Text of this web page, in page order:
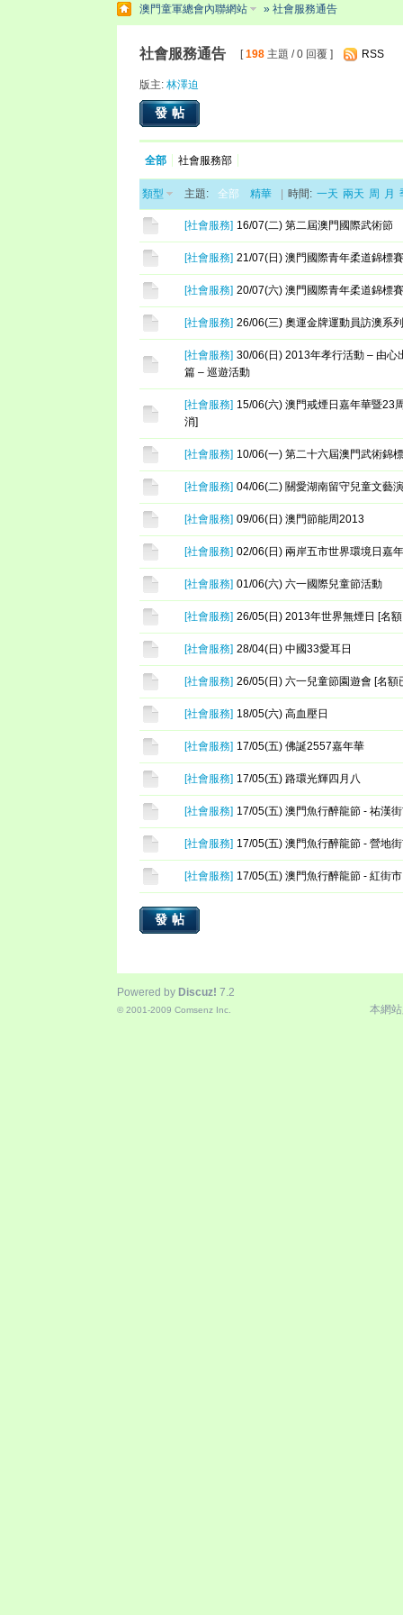
澳門童軍總會內聯網站 » 社會服務通告
社會服務通告 [198 主題 / 0 回覆 ] RSS
版主: 林澤迫
發帖
全部 社會服務部
類型 主題: 全部 精華 時間: 一天 兩天 周 月
[社會服務] 16/07(二) 第二屆澳門國際武術節
[社會服務] 21/07(日) 澳門國際青年柔道錦標
[社會服務] 20/07(六) 澳門國際青年柔道錦標
[社會服務] 26/06(三) 奧運金牌運動員訪澳系
[社會服務] 30/06(日) 2013年孝行活動 – 由心
篇 – 巡遊活動
[社會服務] 15/06(六) 澳門戒煙日嘉年華暨23
消]
[社會服務] 10/06(一) 第二十六屆澳門武術錦
[社會服務] 04/06(二) 關愛湖南留守兒童文藝
[社會服務] 09/06(日) 澳門節能周2013
[社會服務] 02/06(日) 兩岸五市世界環境日嘉
[社會服務] 01/06(六) 六一國際兒童節活動
[社會服務] 26/05(日) 2013年世界無煙日 [名
[社會服務] 28/04(日) 中國33愛耳日
[社會服務] 26/05(日) 六一兒童節園遊會 [名額
[社會服務] 18/05(六) 高血壓日
[社會服務] 17/05(五) 佛誕2557嘉年華
[社會服務] 17/05(五) 路環光輝四月八
[社會服務] 17/05(五) 澳門魚行醉龍節 - 祐漢
[社會服務] 17/05(五) 澳門魚行醉龍節 - 營地
[社會服務] 17/05(五) 澳門魚行醉龍節 - 紅街市
發帖
本網
Powered by Discuz! 7.2
© 2001-2009 Comsenz Inc.